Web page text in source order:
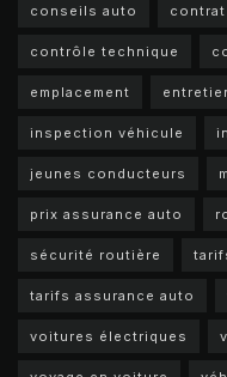
conseils auto
contrôle technique
emplacement
inspection véhicule
jeunes conducteurs
prix assurance auto
sécurité routière
tarifs assurance auto
voitures électriques